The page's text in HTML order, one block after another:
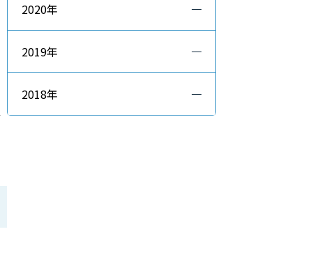
2020年
2019年
2018年